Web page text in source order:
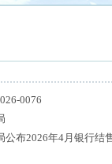
0076
公布2026年4月银行结